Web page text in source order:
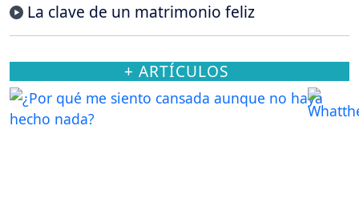
La clave de un matrimonio feliz
+ ARTÍCULOS